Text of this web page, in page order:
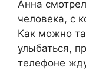
Анна
человека, с
Как можно
улыбаться,
телефоне